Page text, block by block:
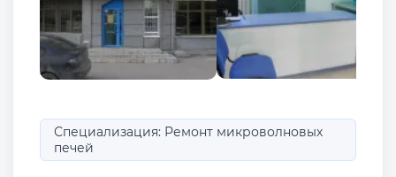
Специализация: Ремонт микроволновых
печей